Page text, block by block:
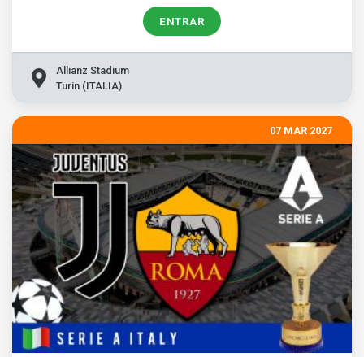
ENTRAR
Allianz Stadium
Turin (ITALIA)
07 MAR 2027